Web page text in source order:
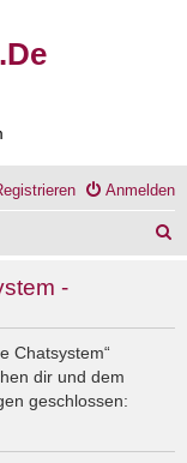
Anmelden
-
Chatsystem“
dir und dem
geschlossen: